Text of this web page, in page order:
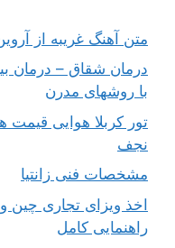
متن آهنگ غریبه از
درمان شقاق – درمان
با روشهای مدرن
تور کربلا هوایی قیمت
نجف
مشخصات فنی زانتیا
اخذ ویزای تجاری چین
راهنمایی کامل